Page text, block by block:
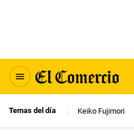
Temas del día Keiko Fujimori